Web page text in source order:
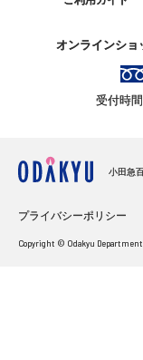
オンラインショ
受付時
小田急
プライバシーポリシー
Copyright © Odakyu Department